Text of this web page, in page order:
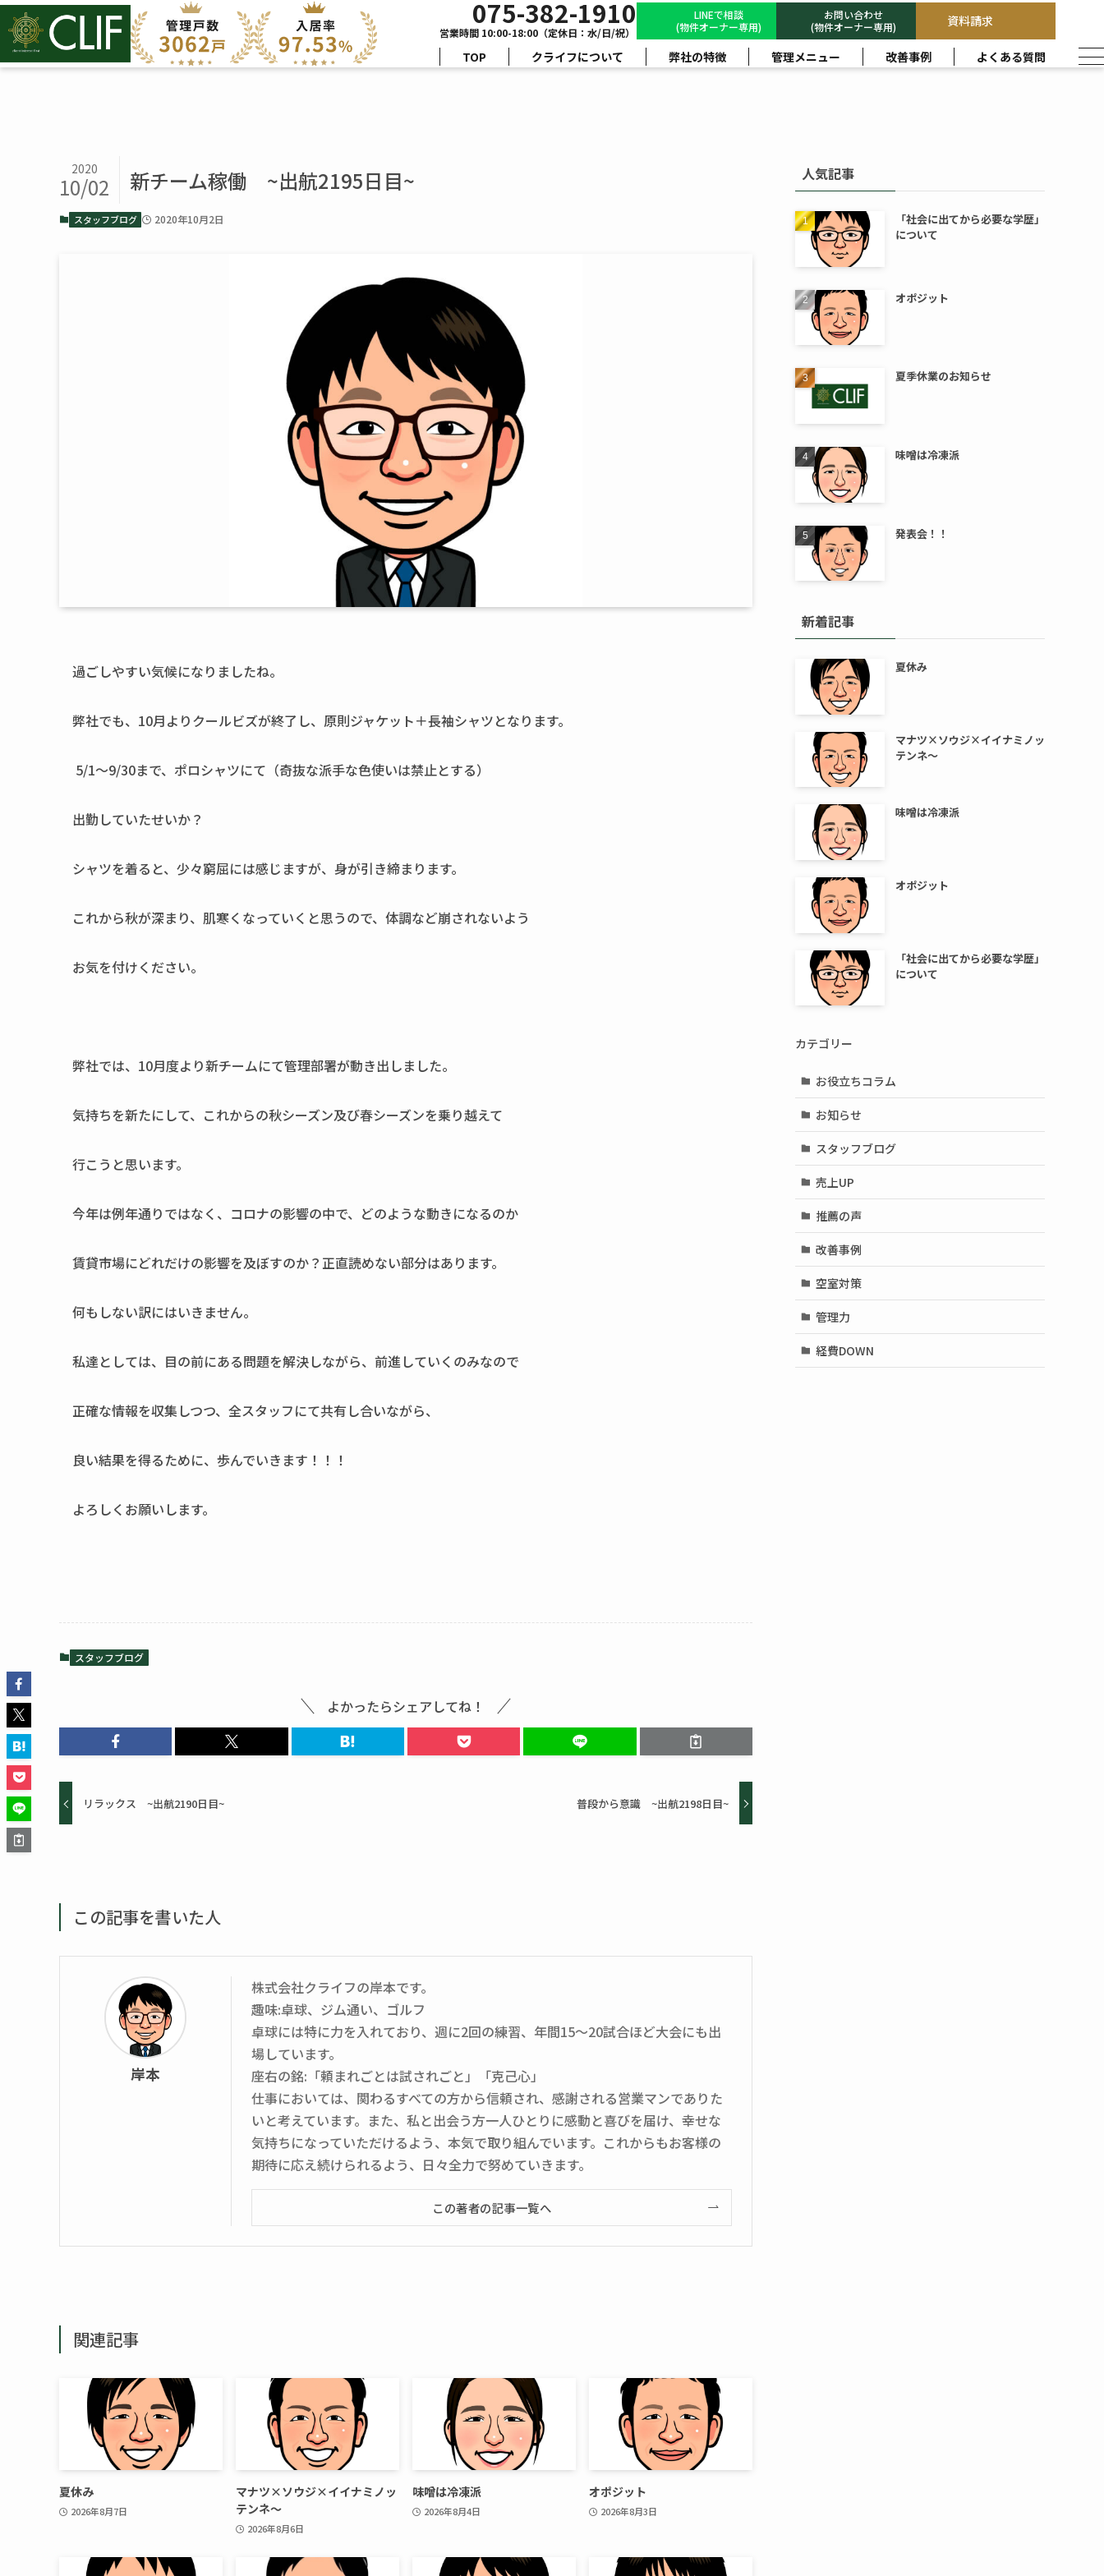
075-382-1910
営業時間 10:00-18:00（定休日：水/日/祝）
LINEで相談
(物件オーナー専用)
お問い合わせ
(物件オーナー専用)
資料請求
TOP クライフについて 弊社の特徴 管理メニュー 改善事例 よくある質問
新チーム稼働 ~出航2195日目~
2020
10/02
スタッフブログ 2020年10月2日
過ごしやすい気候になりましたね。
弊社でも、10月よりクールビズが終了し、原則ジャケット＋長袖シャツとなります。
5/1～9/30まで、ポロシャツにて（奇抜な派手な色使いは禁止とする）
出勤していたせいか？
シャツを着ると、少々窮屈には感じますが、身が引き締まります。
これから秋が深まり、肌寒くなっていくと思うので、体調など崩されないよう
お気を付けください。
弊社では、10月度より新チームにて管理部署が動き出しました。
気持ちを新たにして、これからの秋シーズン及び春シーズンを乗り越えて
行こうと思います。
今年は例年通りではなく、コロナの影響の中で、どのような動きになるのか
賃貸市場にどれだけの影響を及ぼすのか？正直読めない部分はあります。
何もしない訳にはいきません。
私達としては、目の前にある問題を解決しながら、前進していくのみなので
正確な情報を収集しつつ、全スタッフにて共有し合いながら、
良い結果を得るために、歩んでいきます！！！
よろしくお願いします。
スタッフブログ
よかったらシェアしてね！
リラックス ~出航2190日目~ 普段から意識 ~出航2198日目~
この記事を書いた人
岸本
株式会社クライフの岸本です。
趣味:卓球、ジム通い、ゴルフ
卓球には特に力を入れており、週に2回の練習、年間15～20試合ほど大会にも出
場しています。
座右の銘:「頼まれごとは試されごと」「克己心」
仕事においては、関わるすべての方から信頼され、感謝される営業マンでありた
いと考えています。また、私と出会う方一人ひとりに感動と喜びを届け、幸せな
気持ちになっていただけるよう、本気で取り組んでいます。これからもお客様の
期待に応え続けられるよう、日々全力で努めていきます。
この著者の記事一覧へ
関連記事
夏休み
2026年8月7日
マナツ×ソウジ×イイナミノッ
テンネ～
2026年8月6日
味噌は冷凍派
2026年8月4日
オポジット
2026年8月3日
人気記事
「社会に出てから必要な学歴」
について
オポジット
夏季休業のお知らせ
味噌は冷凍派
発表会！！
新着記事
夏休み
マナツ×ソウジ×イイナミノッ
テンネ～
味噌は冷凍派
オポジット
「社会に出てから必要な学歴」
について
カテゴリー
お役立ちコラム
お知らせ
スタッフブログ
売上UP
推薦の声
改善事例
空室対策
管理力
経費DOWN